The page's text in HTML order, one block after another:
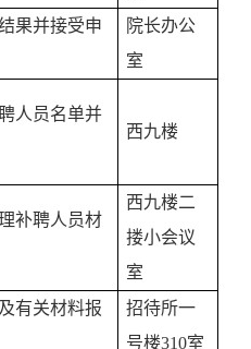
果并接受申
院长办公
室
人员名单并
西九楼
补聘人员材
西九楼二
搂小会议
室
有关材料报
招待所一
号楼310室